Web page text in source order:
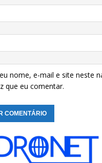
nome, e-mail e site neste
que eu comentar.